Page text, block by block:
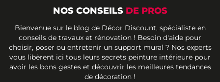
NOS CONSEILS DE PROS
Bienvenue sur le blog de Décor Discount, spécialiste en
conseils de travaux et rénovation ! Besoin d'aide pour
choisir, poser ou entretenir un support mural ? Nos experts
vous libèrent ici tous leurs secrets peinture intérieure pour
avoir les bons gestes et découvrir les meilleures tendances
de décoration !